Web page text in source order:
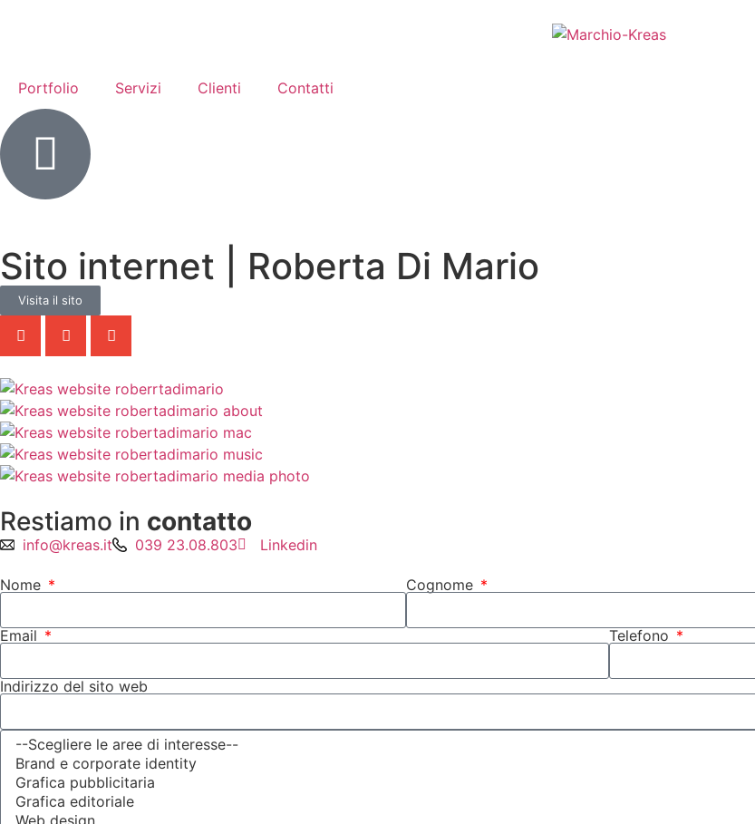
Portfolio Servizi Clienti Contatti
Sito internet | Roberta Di Mario
Visita il sito
Restiamo in contatto
info@kreas.it 039 23.08.803 Linkedin
Nome Cognome
Email Telefono
Indirizzo del sito web